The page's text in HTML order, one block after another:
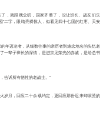
，就跟我念叨，国家齐整了，没让班长、战友们失
二字，眼睛亮得惊人，似看见四十七团的红枣、天安
年迈老者，从细数往事的亲历者到难念地名的失忆老
一辈子班长的深情，是进京见荣光的赤诚，是给总书
告诉所有牺牲的老战士。”
岁月，回应二十余载约定，更回应那份迟来却滚烫的